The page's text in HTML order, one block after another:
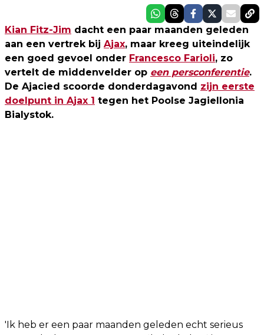
Kian Fitz-Jim dacht een paar maanden geleden
aan een vertrek bij Ajax, maar kreeg uiteindelijk
een goed gevoel onder Francesco Farioli, zo
vertelt de middenvelder op een persconferentie.
De Ajacied scoorde donderdagavond zijn eerste
doelpunt in Ajax 1 tegen het Poolse Jagiellonia
Bialystok.
'Ik heb er een paar maanden geleden echt serieus